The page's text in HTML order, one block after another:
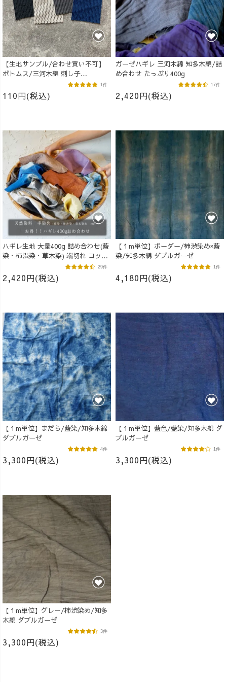
【生地サンプル/合わせ買い不可】
ボトムス/三河木綿 刺し子
110円(税込)
1件
ガーゼハギレ 三河木綿 知多木綿/詰
め合わせ たっぷり400g
2,420円(税込)
17件
ハギレ生地 大量400g 詰め合わせ(藍
染・柿渋染・草木染) 端切れ コット
2,420円(税込)
29件
【１m単位】ボーダー/柿渋染め×藍
染/知多木綿 ダブルガーゼ
4,180円(税込)
1件
【１m単位】まだら/藍染/知多木綿
ダブルガーゼ
3,300円(税込)
4件
【１m単位】藍色/藍染/知多木綿 ダ
ブルガーゼ
3,300円(税込)
1件
【１m単位】グレー/柿渋染め/知多
木綿 ダブルガーゼ
3,300円(税込)
3件